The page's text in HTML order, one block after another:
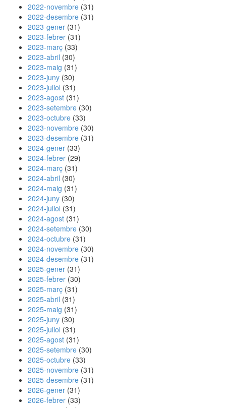
2022-novembre (31)
2022-desembre (31)
2023-gener (31)
2023-febrer (31)
2023-març (33)
2023-abril (30)
2023-maig (31)
2023-juny (30)
2023-juliol (31)
2023-agost (31)
2023-setembre (30)
2023-octubre (33)
2023-novembre (30)
2023-desembre (31)
2024-gener (33)
2024-febrer (29)
2024-març (31)
2024-abril (30)
2024-maig (31)
2024-juny (30)
2024-juliol (31)
2024-agost (31)
2024-setembre (30)
2024-octubre (31)
2024-novembre (30)
2024-desembre (31)
2025-gener (31)
2025-febrer (30)
2025-març (31)
2025-abril (31)
2025-maig (31)
2025-juny (30)
2025-juliol (31)
2025-agost (31)
2025-setembre (30)
2025-octubre (33)
2025-novembre (31)
2025-desembre (31)
2026-gener (31)
2026-febrer (33)